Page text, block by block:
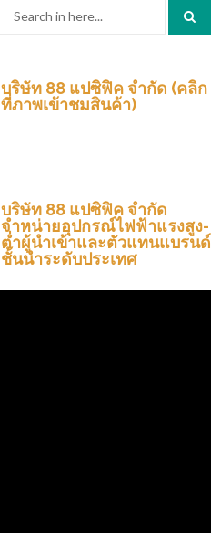
บริษัท 88 แปซิฟิค จำกัด (คลิก
ที่ภาพเข้าชมสินค้า)
บริษัท 88 แปซิฟิค จำกัด
จำหน่ายอุปกรณ์ไฟฟ้าแรงสูง-
ต่ำผู้นำเข้าและตัวแทนแบรนด์
ชั้นนำระดับประเทศ